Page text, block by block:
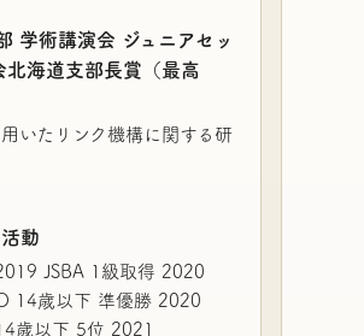
学術講演会 ジュニアセッ
北海道支部長賞（最高
いたリンク機構に関する研
動
JSBA 1級取得 2020
14歳以下 準優勝 2020
歳以下 5位 2021